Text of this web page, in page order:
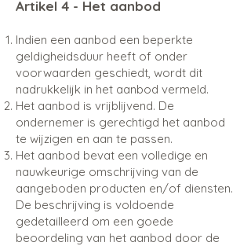
Artikel 4 - Het aanbod
Indien een aanbod een beperkte
geldigheidsduur heeft of onder
voorwaarden geschiedt, wordt dit
nadrukkelijk in het aanbod vermeld.
Het aanbod is vrijblijvend. De
ondernemer is gerechtigd het aanbod
te wijzigen en aan te passen.
Het aanbod bevat een volledige en
nauwkeurige omschrijving van de
aangeboden producten en/of diensten.
De beschrijving is voldoende
gedetailleerd om een goede
beoordeling van het aanbod door de